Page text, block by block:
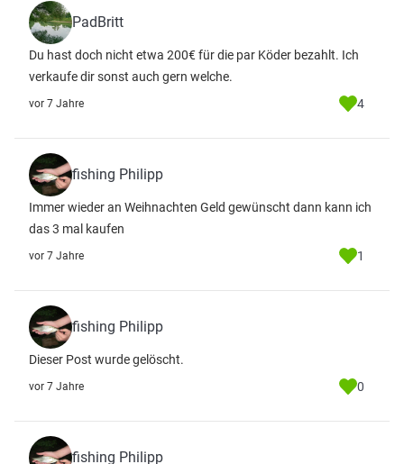
PadBritt
Du hast doch nicht etwa 200€ für die par Köder bezahlt. Ich
verkaufe dir sonst auch gern welche.
vor 7 Jahre 4
fishing Philipp
Immer wieder an Weihnachten Geld gewünscht dann kann ich
das 3 mal kaufen
vor 7 Jahre 1
fishing Philipp
Dieser Post wurde gelöscht.
vor 7 Jahre 0
fishing Philipp